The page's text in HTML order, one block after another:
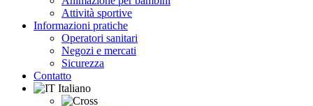
Attività sportive
Informazioni pratiche
Operatori sanitari
Negozi e mercati
Sicurezza
Contatto
Italiano